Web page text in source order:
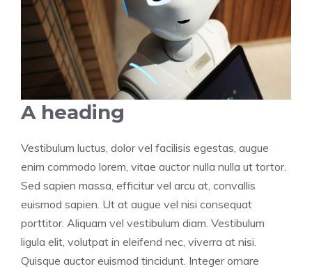
A heading
Vestibulum luctus, dolor vel facilisis egestas, augue
enim commodo lorem, vitae auctor nulla nulla ut tortor.
Sed sapien massa, efficitur vel arcu at, convallis
euismod sapien. Ut at augue vel nisi consequat
porttitor. Aliquam vel vestibulum diam. Vestibulum
ligula elit, volutpat in eleifend nec, viverra at nisi.
Quisque auctor euismod tincidunt. Integer ornare